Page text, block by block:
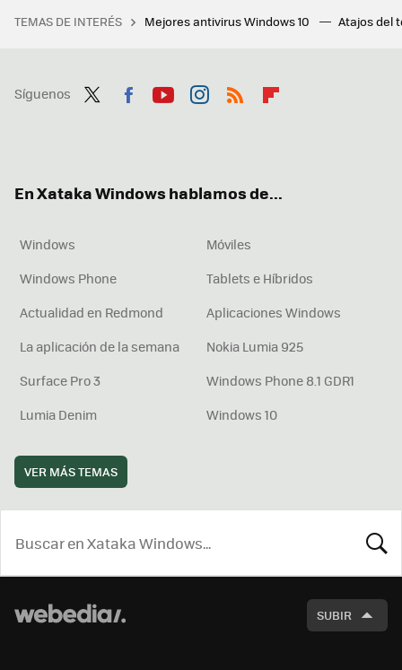
TEMAS DE INTERÉS Mejores antivirus Windows 10 Atajos del
Síguenos
En Xataka Windows hablamos de...
Windows
Móviles
Windows Phone
Tablets e Híbridos
Actualidad en Redmond
Aplicaciones Windows
La aplicación de la semana
Nokia Lumia 925
Surface Pro 3
Windows Phone 8.1 GDR1
Lumia Denim
Windows 10
VER MÁS TEMAS
SUBIR